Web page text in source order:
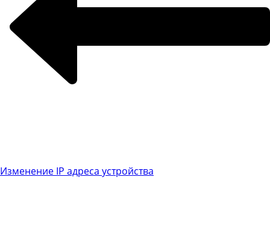
Изменение IP адреса устройства